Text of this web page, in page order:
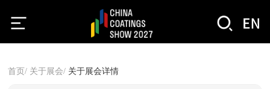
首页/ 关于展会/ 关于展会详情